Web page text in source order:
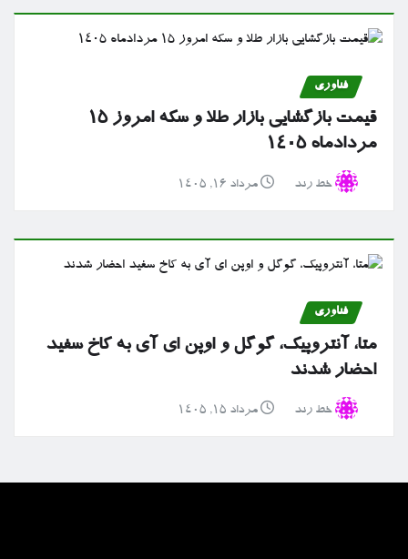
فناوری
قیمت بازگشایی بازار طلا و سکه امروز ۱۵
مردادماه ۱۴۰۵
خط رند مرداد ۱۶, ۱۴۰۵
فناوری
متا، آنتروپیک، گوگل و اوپن ای آی به کاخ سفید
احضار شدند
خط رند مرداد ۱۵, ۱۴۰۵